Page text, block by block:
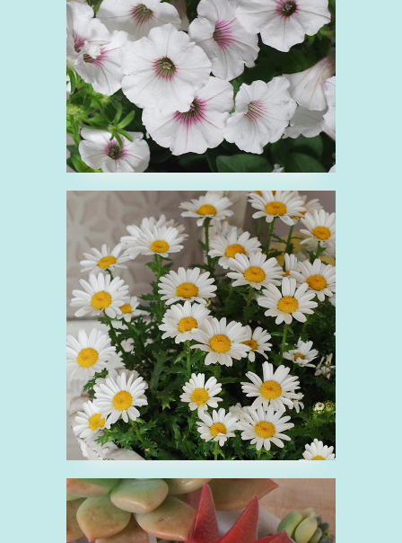
■ノースポール
の
キク科
白 花
■クラッスラ 火祭り
く